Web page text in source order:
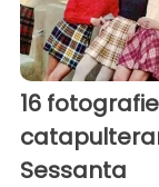
16
Sessanta